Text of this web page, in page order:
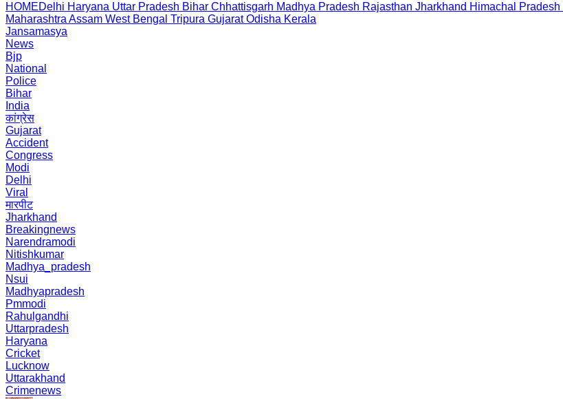
HOMEDelhi Haryana Uttar Pradesh Bihar Chhattisgarh Madhya Pradesh Rajasthan Jharkhand Himachal Pradesh
Maharashtra Assam West Bengal Tripura Gujarat Odisha Kerala
Jansamasya
News
Bjp
National
Police
Bihar
India
कांग्रेस
Gujarat
Accident
Congress
Modi
Delhi
Viral
मारपीट
Jharkhand
Breakingnews
Narendramodi
Nitishkumar
Madhya_pradesh
Nsui
Madhyapradesh
Pmmodi
Rahulgandhi
Uttarpradesh
Haryana
Cricket
Lucknow
Uttarakhand
Crimenews